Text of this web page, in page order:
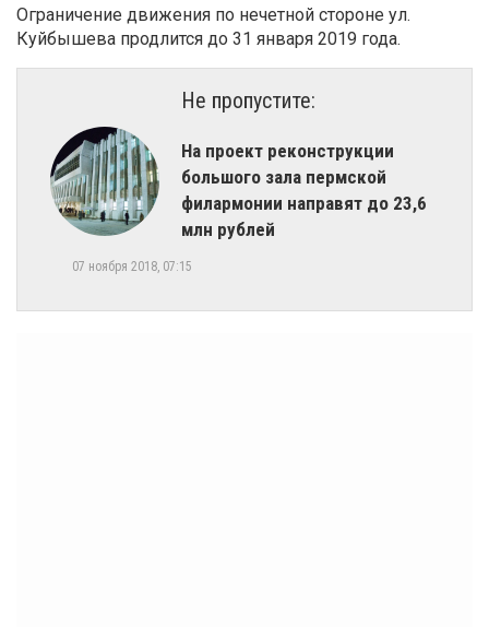
Ограничение движения по нечетной стороне ул.
Куйбышева продлится до 31 января 2019 года.
Не пропустите:
На проект реконструкции
большого зала пермской
филармонии направят до 23,6
млн рублей
07 ноября 2018, 07:15